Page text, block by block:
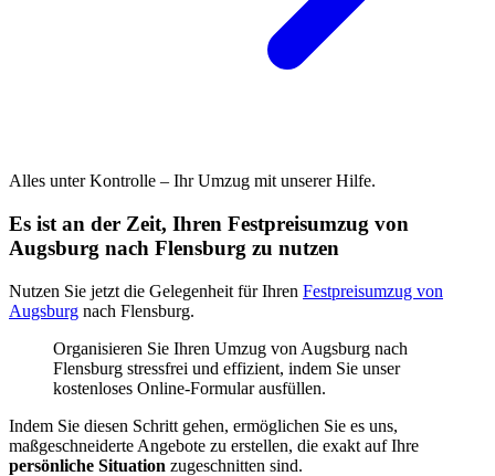
Alles unter Kontrolle – Ihr Umzug mit unserer Hilfe.
Es ist an der Zeit, Ihren Festpreisumzug von
Augsburg nach Flensburg zu nutzen
Nutzen Sie jetzt die Gelegenheit für Ihren Festpreisumzug von
Augsburg nach Flensburg.
Organisieren Sie Ihren Umzug von Augsburg nach
Flensburg stressfrei und effizient, indem Sie unser
kostenloses Online-Formular ausfüllen.
Indem Sie diesen Schritt gehen, ermöglichen Sie es uns,
maßgeschneiderte Angebote zu erstellen, die exakt auf Ihre
persönliche Situation zugeschnitten sind.